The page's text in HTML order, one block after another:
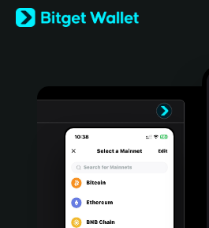
English
日本語
Türkçe
Português (Portugal)